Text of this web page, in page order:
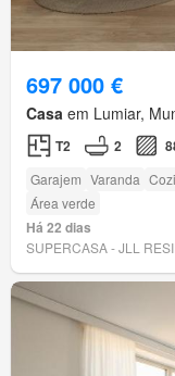
697 000 €
Casa em Lumiar,
T2 2
Garajem Varanda
Área verde
Há 22 dias
SUPERCASA - JLL